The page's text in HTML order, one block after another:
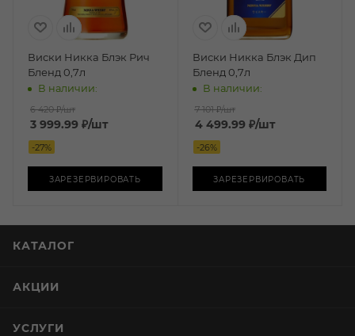
Виски Никка Блэк Рич
Бленд 0,7л
В наличии:
6 420 ₽/шт
3 999.99 ₽/шт
-27%
ЗАРЕЗЕРВИРОВАТЬ
Виски Никка Блэк Дип
Бленд 0,7л
В наличии:
7 101 ₽/шт
4 499.99₽/шт
-26%
ЗАРЕЗЕРВИРОВАТЬ
КАТАЛОГ
АКЦИИ
УСЛУГИ